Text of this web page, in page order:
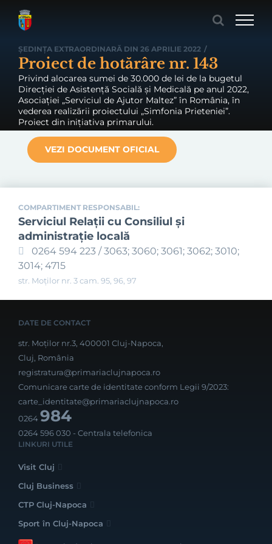
ȘEDINȚA EXTRAORDINARĂ DIN 26 APRILIE 2022 /
Proiect de hotărâre nr. 143
Privind alocarea sumei de 30.000 de lei de la bugetul
Direcției de Asistență Socială și Medicală pe anul 2022,
Asociației „Serviciul de Ajutor Maltez” în România, în
vederea realizării proiectului „Simfonia Prieteniei”.
Proiect din inițiativa primarului.
VEZI DOCUMENT OFICIAL
COMPARTIMENT RESPONSABIL:
Serviciul Relaţii cu Consiliul şi
administraţie locală
0264 594 223 / 3063; 3060; 3061; 3062; 3010;
3014; 4715
str. Moților nr. 3 cam. 95, 96, 97
DATE DE CONTACT
str. Moților nr.3, 400001 Cluj-Napoca,
Cluj, România
registratura@primariaclujnapoca.ro
Comunicare carte de identitate conform Legii 9/2023:
carte_identitate@primariaclujnapoca.ro
0264984
0264 596 030 - Centrala telefonica
LINKURI UTILE
Visit Cluj
Cluj Business
CTP Cluj-Napoca
Sport în Cluj-Napoca